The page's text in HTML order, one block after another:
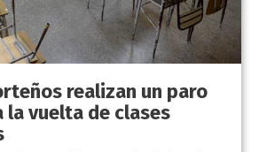
realizan un paro
la vuelta de clases